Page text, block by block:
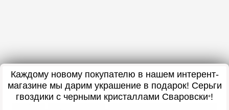
Каждому новому покупателю в нашем интерент-
магазине мы дарим украшение в подарок! Серьги
гвоздики с черными кристаллами Сваровски*!